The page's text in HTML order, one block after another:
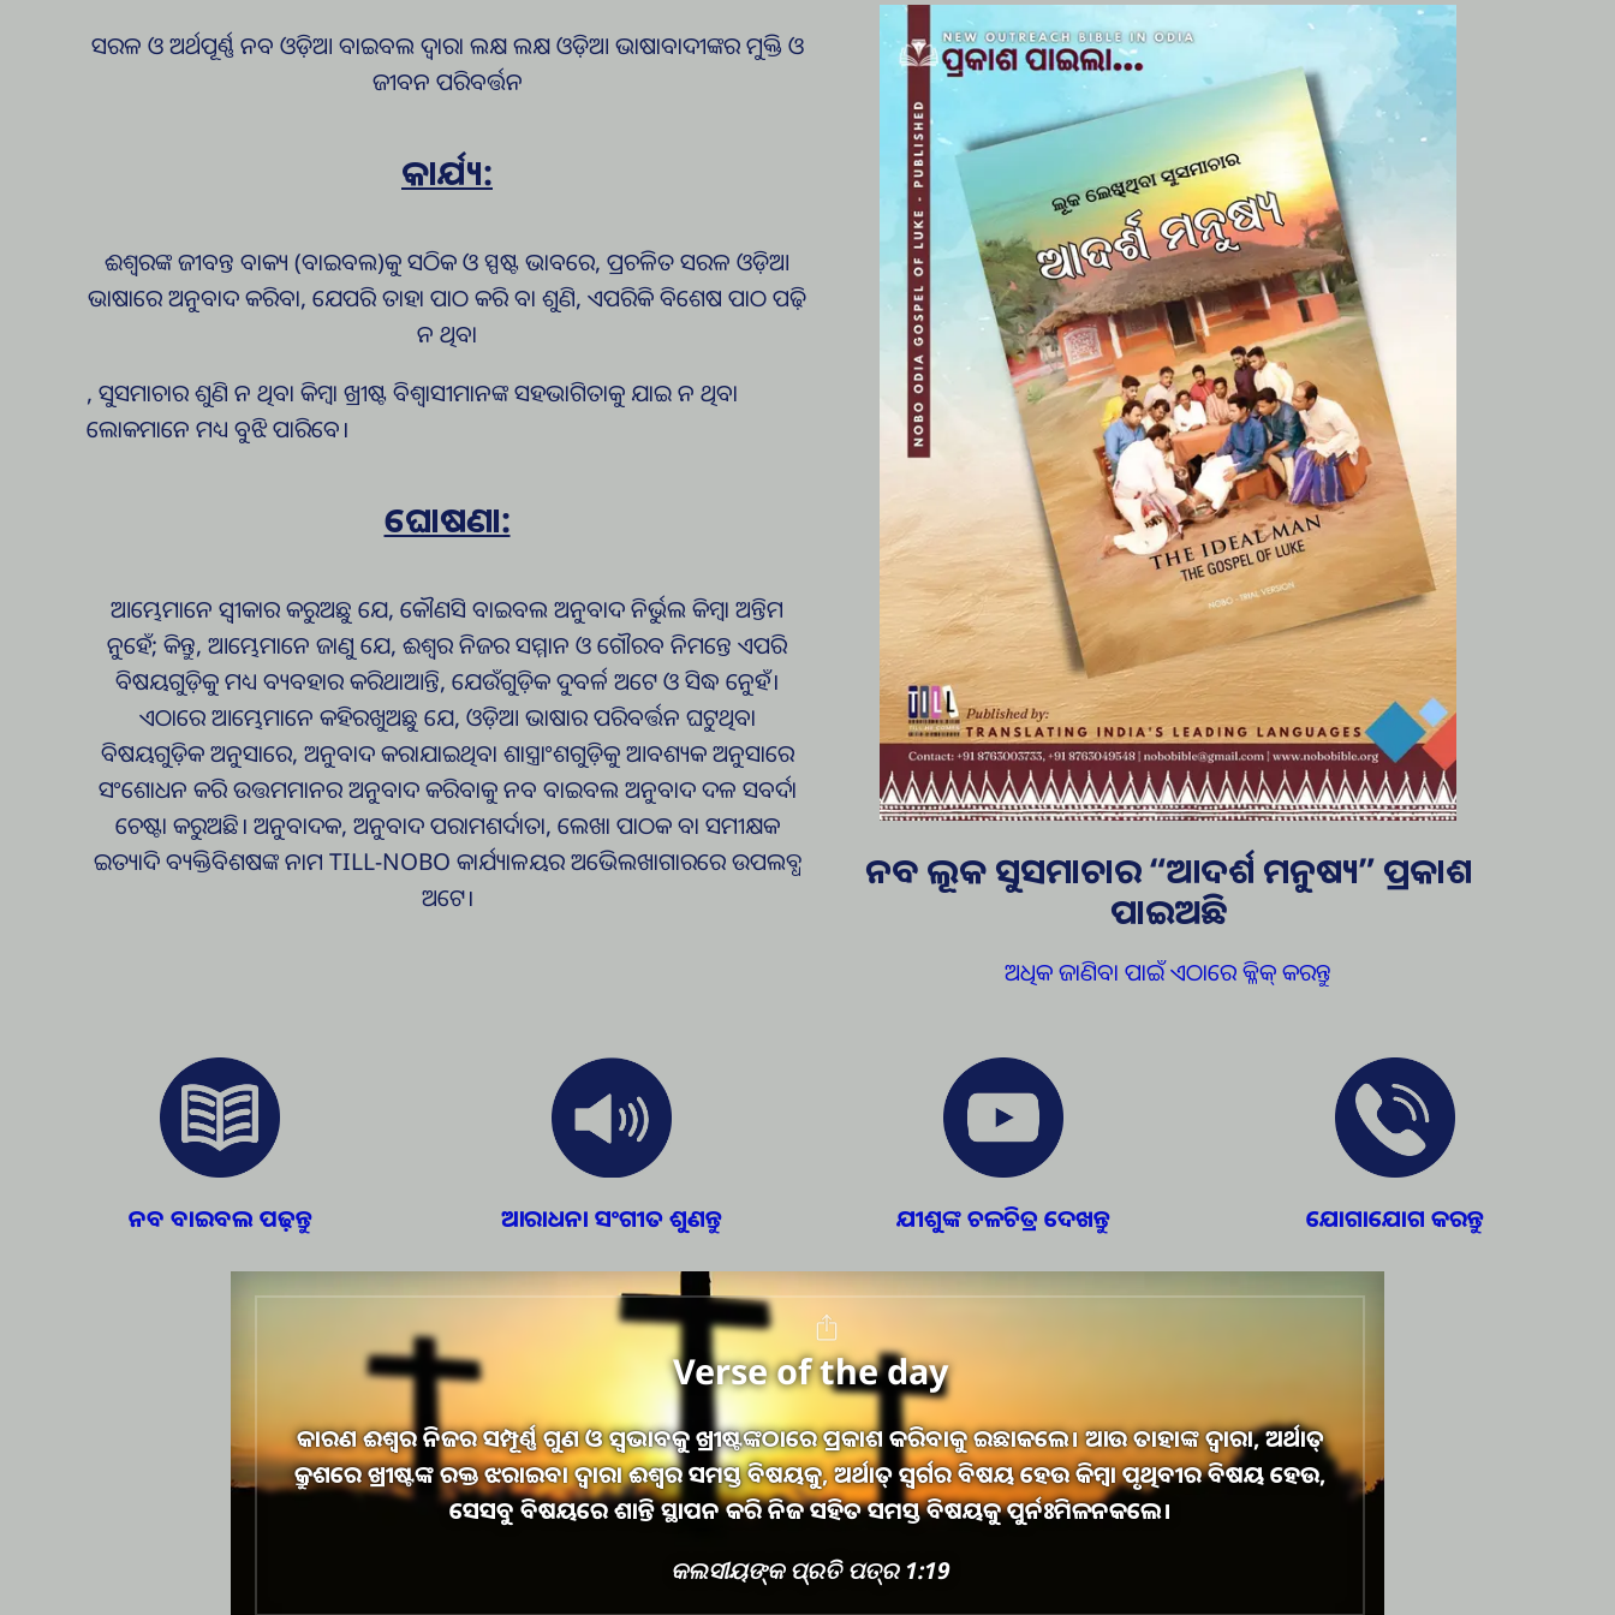
ସରଳ ଓ ଅର୍ଥପୂର୍ଣ୍ଣ ନବ ଓଡ଼ିଆ ବାଇବଲ ଦ୍ଵାରା ଲକ୍ଷ ଲକ୍ଷ ଓଡ଼ିଆ ଭାଷାବାଦୀଙ୍କର ମୁକ୍ତି ଓ
ଜୀବନ ପରିବର୍ତ୍ତନ
କାର୍ଯ୍ୟ:
ଈଶ୍ଵରଙ୍କ ଜୀବନ୍ତ ବାକ୍ୟ (ବାଇବଲ)କୁ ସଠିକ ଓ ସ୍ପଷ୍ଟ ଭାବରେ, ପ୍ରଚଳିତ ସରଳ ଓଡ଼ିଆ
ଭାଷାରେ ଅନୁବାଦ କରିବା, ଯେପରି ତାହା ପାଠ କରି ବା ଶୁଣି, ଏପରିକି ବିଶେଷ ପାଠ ପଢ଼ି
ନ ଥିବା
, ସୁସମାଚାର ଶୁଣି ନ ଥିବା କିମ୍ବା ଖ୍ରୀଷ୍ଟ ବିଶ୍ଵାସୀମାନଙ୍କ ସହଭାଗିତାକୁ ଯାଇ ନ ଥିବା
ଲୋକମାନେ ମଧ୍ୟ ବୁଝି ପାରିବେ।
ଘୋଷଣା:
ଆମ୍ଭେମାନେ ସ୍ୱୀକାର କରୁଅଛୁ ଯେ, କୌଣସି ବାଇବଲ ଅନୁବାଦ ନିର୍ଭୁଲ କିମ୍ବା ଅନ୍ତିମ
ନୁହେଁ; କିନ୍ତୁ, ଆମ୍ଭେମାନେ ଜାଣୁ ଯେ, ଈଶ୍ୱର ନିଜର ସମ୍ମାନ ଓ ଗୌରବ ନିମନ୍ତେ ଏପରି
ବିଷୟଗୁଡ଼ିକୁ ମଧ୍ୟ ବ୍ୟବହାର କରିଥାଆନ୍ତି, ଯେଉଁଗୁଡ଼ିକ ଦୁବର୍ଳ ଅଟେ ଓ ସିଦ୍ଧ ନୁେହଁ।
ଏଠାରେ ଆମ୍ଭେମାନେ କହିରଖୁଅଛୁ ଯେ, ଓଡ଼ିଆ ଭାଷାର ପରିବର୍ତ୍ତନ ଘଟୁଥିବା
ବିଷୟଗୁଡ଼ିକ ଅନୁସାରେ, ଅନୁବାଦ କରାଯାଇଥିବା ଶାସ୍ତ୍ରାଂଶଗୁଡ଼ିକୁ ଆବଶ୍ୟକ ଅନୁସାରେ
ସଂଶୋଧନ କରି ଉତ୍ତମମାନର ଅନୁବାଦ କରିବାକୁ ନବ ବାଇବଲ ଅନୁବାଦ ଦଳ ସବର୍ଦା
ଚେଷ୍ଟା କରୁଅଛି। ଅନୁବାଦକ, ଅନୁବାଦ ପରାମଶର୍ଦାତା, ଲେଖା ପାଠକ ବା ସମୀକ୍ଷକ
ଇତ୍ୟାଦି ବ୍ୟକ୍ତିବିଶଷଙ୍କ ନାମ TILL-NOBO କାର୍ଯ୍ୟାଳୟର ଅଭିେଲଖାଗାରରେ ଉପଲବ୍ଧ
ଅଟେ।
ନବ ଲୂକ ସୁସମାଚାର “ଆଦର୍ଶ ମନୁଷ୍ୟ” ପ୍ରକାଶ
ପାଇଅଛି
ଅଧିକ ଜାଣିବା ପାଇଁ ଏଠାରେ କ୍ଳିକ୍ କରନ୍ତୁ
ନବ ବାଇବଲ ପଢ଼ନ୍ତୁ ଆରାଧନା ସଂଗୀତ ଶୁଣନ୍ତୁ ଯୀଶୁଙ୍କ ଚଳଚିତ୍ର ଦେଖନ୍ତୁ ଯୋଗାଯୋଗ କରନ୍ତୁ
Verse of the day
କାରଣ ଈଶ୍ୱର ନିଜର ସମ୍ପୂର୍ଣ୍ଣ ଗୁଣ ଓ ସ୍ୱଭାବକୁ ଖ୍ରୀଷ୍ଟଙ୍କଠାରେ ପ୍ରକାଶ କରିବାକୁ ଇଛାକଲେ। ଆଉ ତାହାଙ୍କ ଦ୍ୱାରା, ଅର୍ଥାତ୍‍
କ୍ରୁଶରେ ଖ୍ରୀଷ୍ଟଙ୍କ ରକ୍ତ ଝରାଇବା ଦ୍ୱାରା ଈଶ୍ୱର ସମସ୍ତ ବିଷୟକୁ, ଅର୍ଥାତ୍‍ ସ୍ୱର୍ଗର ବିଷୟ ହେଉ କିମ୍ବା ପୃଥିବୀର ବିଷୟ ହେଉ,
ସେସବୁ ବିଷୟରେ ଶାନ୍ତି ସ୍ଥାପନ କରି ନିଜ ସହିତ ସମସ୍ତ ବିଷୟକୁ ପୁର୍ନଃମିଳନକଲେ।
କଲସୀୟଙ୍କ ପ୍ରତି ପତ୍ର 1:19